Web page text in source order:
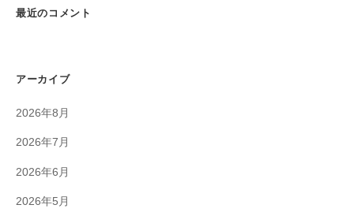
最近のコメント
アーカイブ
2026年8月
2026年7月
2026年6月
2026年5月